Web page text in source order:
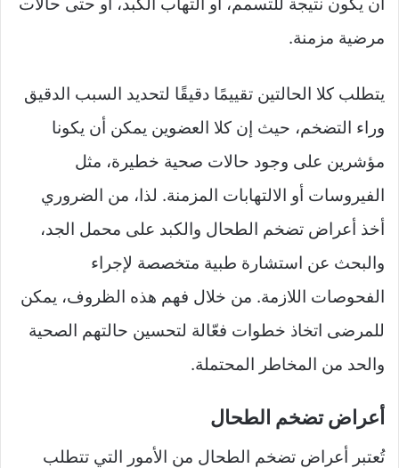
مرضية مزمنة.
يتطلب كلا الحالتين تقييمًا دقيقًا لتحديد السبب الدقيق
وراء التضخم، حيث إن كلا العضوين يمكن أن يكونا
مؤشرين على وجود حالات صحية خطيرة، مثل
الفيروسات أو الالتهابات المزمنة. لذا، من الضروري
أخذ أعراض تضخم الطحال والكبد على محمل الجد،
والبحث عن استشارة طبية متخصصة لإجراء
الفحوصات اللازمة. من خلال فهم هذه الظروف، يمكن
للمرضى اتخاذ خطوات فعّالة لتحسين حالتهم الصحية
والحد من المخاطر المحتملة.
أعراض تضخم الطحال
تُعتبر أعراض تضخم الطحال من الأمور التي تتطلب